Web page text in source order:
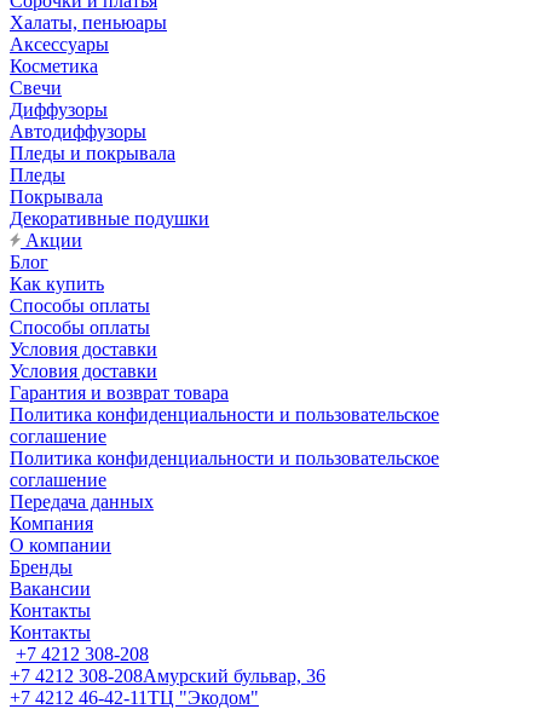
Халаты, пеньюары
Аксессуары
Косметика
Свечи
Диффузоры
Автодиффузоры
Пледы и покрывала
Пледы
Покрывала
Декоративные подушки
Акции
Блог
Как купить
Способы оплаты
Способы оплаты
Условия доставки
Условия доставки
Гарантия и возврат товара
Политика конфиденциальности и пользовательское
соглашение
Политика конфиденциальности и пользовательское
соглашение
Передача данных
Компания
О компании
Бренды
Вакансии
Контакты
Контакты
+7 4212 308-208
+7 4212 308-208Амурский бульвар, 36
+7 4212 46-42-11ТЦ "Экодом"